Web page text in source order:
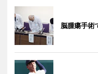
脳腫瘍手術